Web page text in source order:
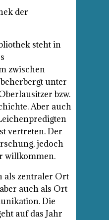
der
steht in
zwischen
unter
bzw.
Aber auch
vertreten. Der
jedoch
willkommen.
als zentraler Ort
auch als Ort
Die
auf das Jahr